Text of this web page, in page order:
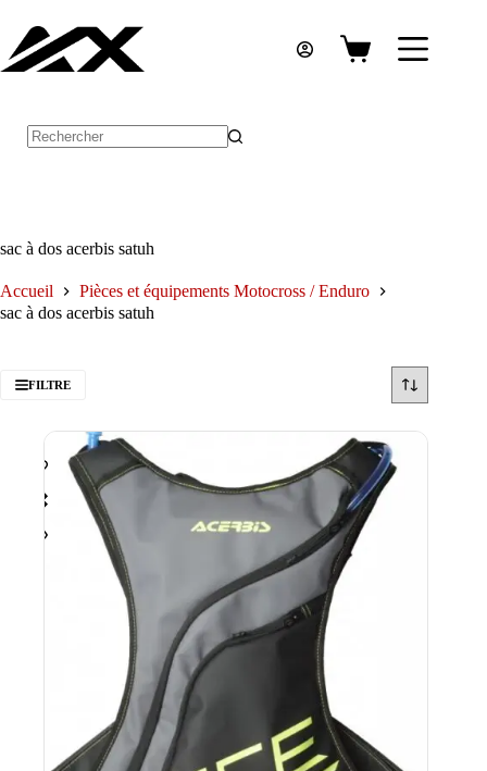
contenu
Panier
sac à dos acerbis satuh
Accueil
Pièces et équipements Motocross / Enduro
sac à dos acerbis satuh
FILTRE